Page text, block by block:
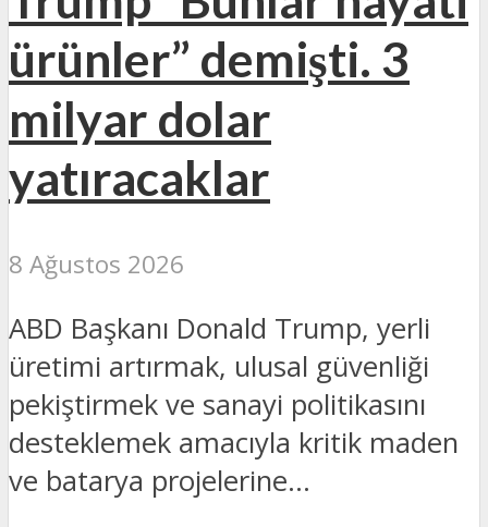
ürünler” demişti. 3
milyar dolar
yatıracaklar
8 Ağustos 2026
ABD Başkanı Donald Trump, yerli
üretimi artırmak, ulusal güvenliği
pekiştirmek ve sanayi politikasını
desteklemek amacıyla kritik maden
ve batarya projelerine...